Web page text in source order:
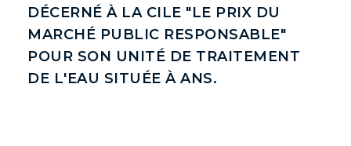
DÉCERNÉ À LA CILE "LE PRIX DU
MARCHÉ PUBLIC RESPONSABLE"
POUR SON UNITÉ DE TRAITEMENT
DE L'EAU SITUÉE À ANS.